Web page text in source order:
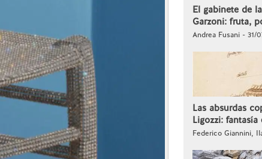
El gabinete de
Garzoni: fruta,
Andrea Fusani - 31/
Las absurdas
Ligozzi:
Federico Giannini,